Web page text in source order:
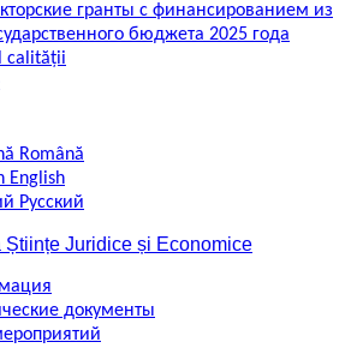
гранты с финансированием из
бюджета 2025 года
calității
Română
English
Русский
документы